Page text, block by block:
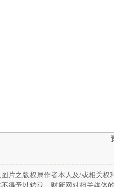
片之版权属作者本人及/或相关权